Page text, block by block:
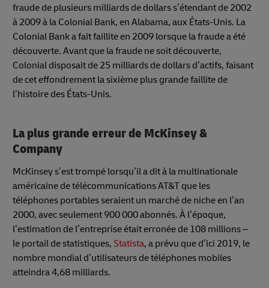
fraude de plusieurs milliards de dollars s’étendant de 2002
à 2009 à la Colonial Bank, en Alabama, aux États-Unis. La
Colonial Bank a fait faillite en 2009 lorsque la fraude a été
découverte. Avant que la fraude ne soit découverte,
Colonial disposait de 25 milliards de dollars d’actifs, faisant
de cet effondrement la sixième plus grande faillite de
l’histoire des États-Unis.
La plus grande erreur de McKinsey &
Company
McKinsey s’est trompé lorsqu’il a dit à la multinationale
américaine de télécommunications AT&T que les
téléphones portables seraient un marché de niche en l’an
2000, avec seulement 900 000 abonnés. À l’époque,
l’estimation de l’entreprise était erronée de 108 millions –
le portail de statistiques, Statista, a prévu que d’ici 2019, le
nombre mondial d’utilisateurs de téléphones mobiles
atteindra 4,68 milliards.